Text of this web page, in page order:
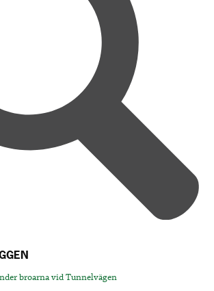
broarna vid Tunnelvägen